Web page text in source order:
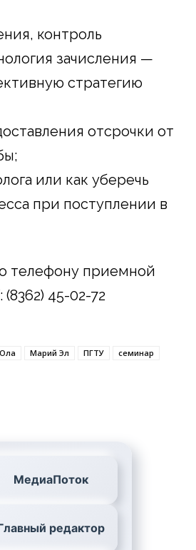
контроль
зачисления —
стратегию
отсрочки от
или как уберечь
при поступлении в
телефону приемной
45-02-72
Марий Эл ПГТУ семинар
МедиаПоток
редактор